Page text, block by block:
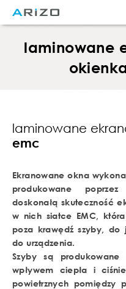
laminowane
laminowane
emc
Ekranowane okna
produkowane
doskonałą skuteczność
w nich siatce EMC,
poza krawędź szyby, do
do urządzenia.
Szyby są
wpływem ciepła i
powietrznych pomiędzy